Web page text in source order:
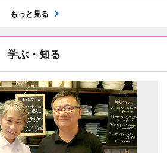
もっと見る
学ぶ・知る